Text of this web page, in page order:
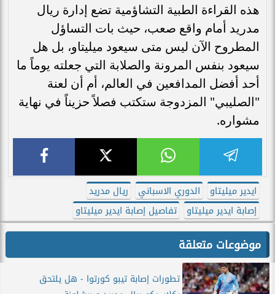
هذه القراءة الطبية التشاؤمية تضع إدارة ريال
مدريد أمام واقع صعب، حيث بات التساؤل
المطروح الآن ليس متى سيعود ميليتاو، بل هل
سيعود بنفس المرونة والصلابة التي جعلته يوماً ما
أحد أفضل المدافعين في العالم، أم أن لعنة
"الصليبي" المزدوجة ستكتب فصلاً حزيناً في نهاية
مشواره.
ايدير ميليتاو الدوري الاسباني
ريال مدريد
إصابة ايدير ميليتاو
تفاصيل إصابة ايدير ميليتاو
موضوعات متعلقة
تطورات إصابة تيبو كورتوا - هل يلتحق